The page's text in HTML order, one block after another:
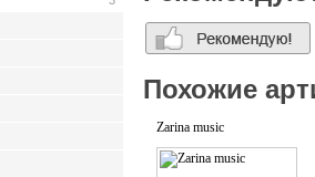
Похожие
Zarina music